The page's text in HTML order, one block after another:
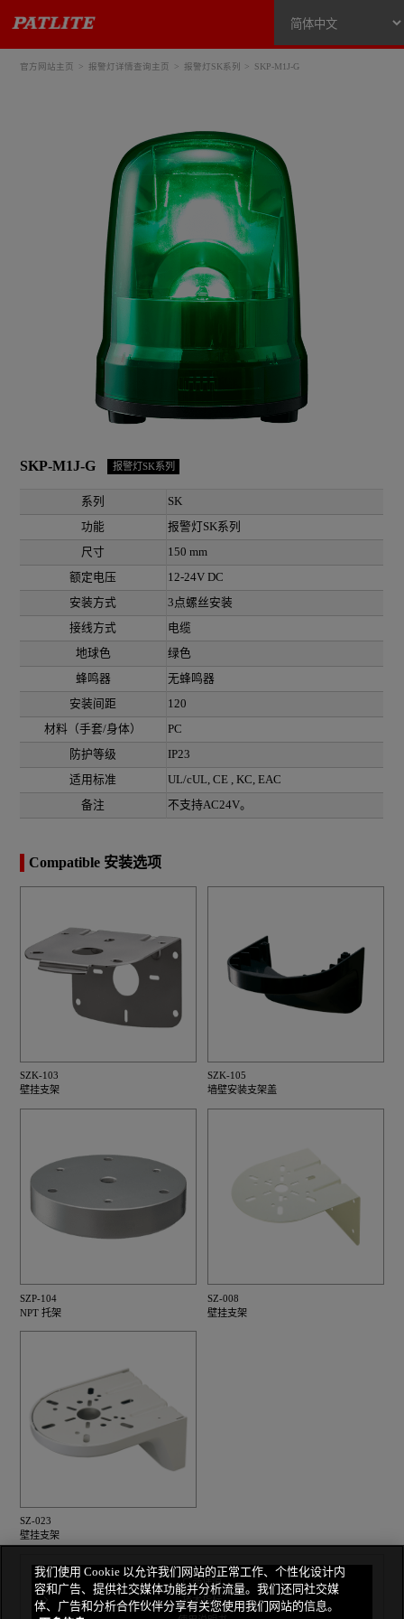
官方网站主页 报警灯详情查询主页 报警灯SK系列 SKP-M1J-G
SKP-M1J-G 报警灯SK系列
系列
SK
功能
报警灯SK系列
尺寸
150 mm
额定电压
12-24V DC
安装方式
3点螺丝安装
接线方式
电缆
地球色
绿色
蜂鸣器
无蜂鸣器
安装间距
120
材料（手套/身体）
PC
防护等级
IP23
适用标准
UL/cUL, CE , KC, EAC
备注
不支持AC24V。
Compatible 安装选项
SZK-103
壁挂支架
SZK-105
墙壁安装支架盖
SZP-104
NPT 托架
SZ-008
壁挂支架
SZ-023
壁挂支架
产品详情
技术指标
我们使用 Cookie 以允许我们网站的正常工作、个性化设计内
容和广告、提供社交媒体功能并分析流量。我们还同社交媒
体、广告和分析合作伙伴分享有关您使用我们网站的信息。